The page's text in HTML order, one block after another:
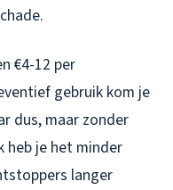
€4-12 per
gebruik kom je
dus, maar zonder
heb je het minder
langer